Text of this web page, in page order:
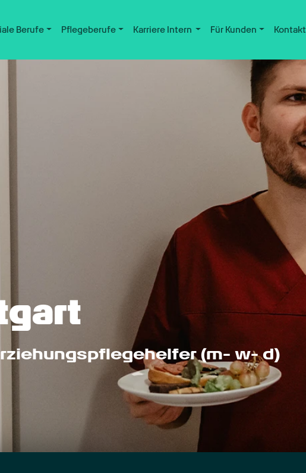
Berufe Pflegeberufe Karriere Intern Für Kunden Kontakt
(m- w- d)